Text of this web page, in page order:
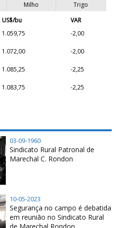
Milho
Trigo
US$/bu
VAR
1.059,75 -2,00
1.072,00 -2,00
1.085,25 -2,25
1.083,75 -2,25
03-09-1960
Sindicato Rural Patronal de
Marechal C. Rondon
10-05-2023
Segurança no campo é debatida
em reunião no Sindicato Rural